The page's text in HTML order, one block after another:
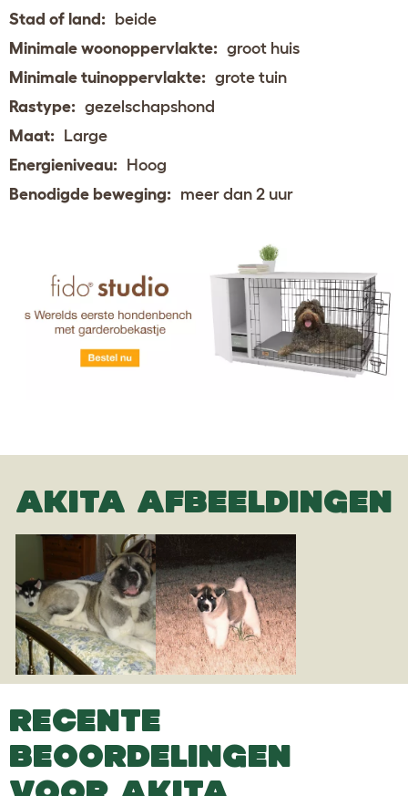
Stad of land: beide
Minimale woonoppervlakte: groot huis
Minimale tuinoppervlakte: grote tuin
Rastype: gezelschapshond
Maat: Large
Energieniveau: Hoog
Benodigde beweging: meer dan 2 uur
AKITA AFBEELDINGEN
RECENTE
BEOORDELINGEN